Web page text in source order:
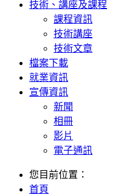
技術、講座及課程
課程資訊
技術講座
技術文章
檔案下載
就業資訊
宣傳資訊
新聞
相冊
影片
電子通訊
您目前位置：
首頁